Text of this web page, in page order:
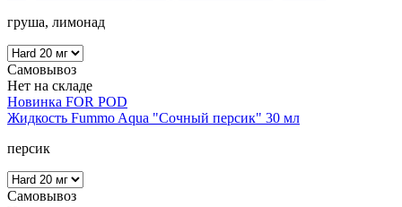
груша, лимонад
Самовывоз
Нет на складе
Новинка FOR POD
Жидкость Fummo Aqua "Сочный персик" 30 мл
персик
Самовывоз